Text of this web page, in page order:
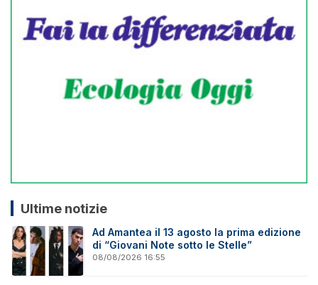
Ultime notizie
Ad Amantea il 13 agosto la prima edizione
di “Giovani Note sotto le Stelle”
08/08/2026 16:55